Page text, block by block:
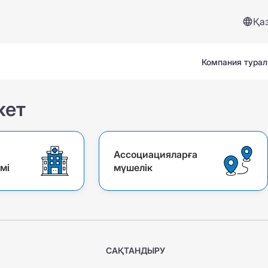
Сервистер және көмек
Компания
Ассоциацияларға
мүшелік
САҚТАНДЫРУ